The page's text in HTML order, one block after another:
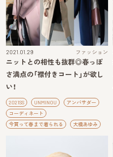
2021.01.29 ファッション
ニットとの相性も抜群◎春っぽ
さ満点の「襟付きコート」が欲し
い！
2021SS UNMINOU
アンバサダー
コーディネート
今買って春まで着られる
大橋あゆみ